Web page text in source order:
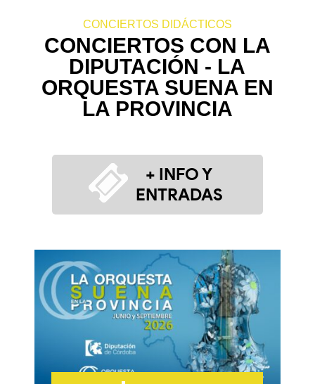
CONCIERTOS DIDÁCTICOS
CONCIERTOS CON LA
DIPUTACIÓN - LA
ORQUESTA SUENA EN
LA PROVINCIA
+ INFO Y
ENTRADAS